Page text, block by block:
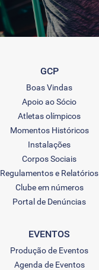
GCP
Boas Vindas
Apoio ao Sócio
Atletas olímpicos
Momentos Históricos
Instalações
Corpos Sociais
Regulamentos e Relatórios
Clube em números
Portal de Denúncias
EVENTOS
Produção de Eventos
Agenda de Eventos